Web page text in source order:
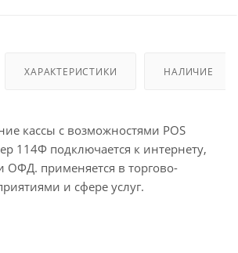
ХАРАКТЕРИСТИКИ НАЛИЧИЕ
кассы с возможностями POS
114Ф подключается к интернету,
ОФД. применяется в торгово-
и сфере услуг.